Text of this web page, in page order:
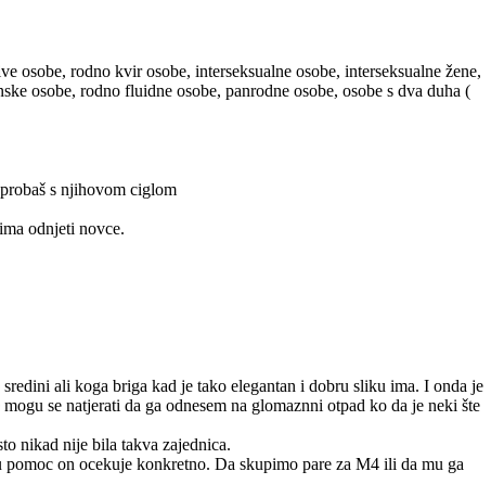
rodno kvir osobe, interseksualne osobe, interseksualne žene,
osobe, rodno fluidne osobe, panrodne osobe, osobe s dva duha (
s njihovom ciglom
odnjeti novce.
ali koga briga kad je tako elegantan i dobru sliku ima. I onda je
se natjerati da ga odnesem na glomaznni otpad ko da je neki šte
nikad nije bila takva zajednica.
on ocekuje konkretno. Da skupimo pare za M4 ili da mu ga